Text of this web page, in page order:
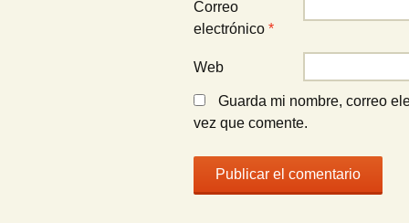
Correo
electrónico *
Web
Guarda mi nombre, correo
vez que comente.